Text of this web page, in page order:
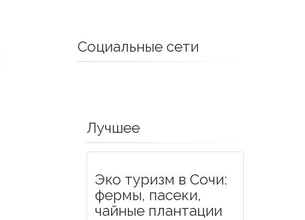
Социальные сети
Лучшее
Эко туризм в Сочи:
фермы, пасеки,
чайные плантации